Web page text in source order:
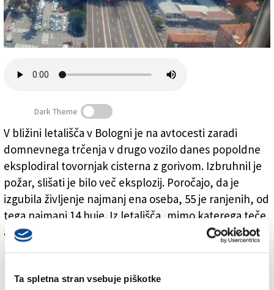
Ta spletna stran vsebuje piškotke
Založnik
Zadruga PD
Huda prometna nesreča na avtocesti pri Bologni
Dark Theme
V bližini letališča v Bologni je na avtocesti zaradi
domnevnega trčenja v drugo vozilo danes popoldne
eksplodiral tovornjak cisterna z gorivom. Izbruhnil je
požar, slišati je bilo več eksplozij. Poročajo, da je
izgubila življenje najmanj ena oseba, 55 je ranjenih, od
tega najmanj 14 huje. Iz letališča, mimo katerega teče
avtocesta, so sporočili, da nesreča ne ovira letalskega
prometa.
ki se vali v zrak ter zažgane avtomobile na bližnjem